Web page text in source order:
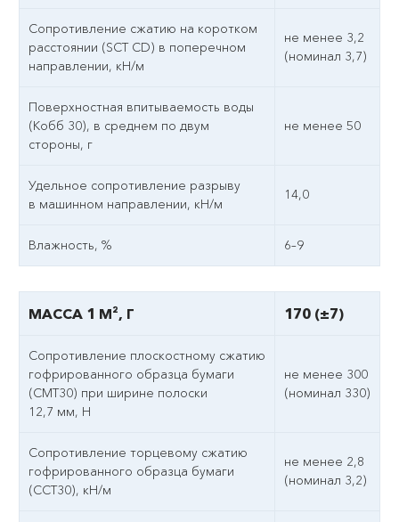
Сопротивление сжатию на коротком
расстоянии (SCT CD) в поперечном
направлении, кН/м
не менее 3,2
(номинал 3,7)
Поверхностная впитываемость воды
(Кобб 30), в среднем по двум
стороны, г
не менее 50
Удельное сопротивление разрыву
в машинном направлении, кН/м
14,0
Влажность, % 6–9
МАССА 1 М², Г 170 (±7)
Сопротивление плоскостному сжатию
гофрированного образца бумаги
(СМТ30) при ширине полоски
12,7 мм, Н
не менее 300
(номинал 330)
Сопротивление торцевому сжатию
гофрированного образца бумаги
(ССТ30), кН/м
не менее 2,8
(номинал 3,2)